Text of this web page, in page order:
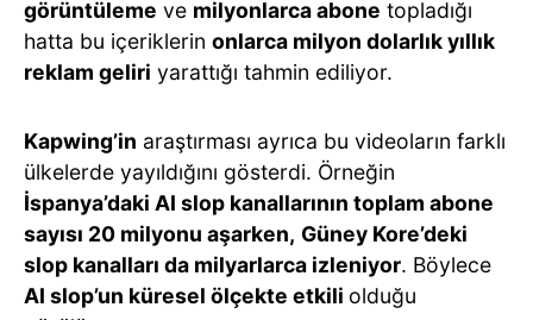
görüntüleme ve milyonlarca abone topladığı
hatta bu içeriklerin onlarca milyon dolarlık yıllık
reklam geliri yarattığı tahmin ediliyor.
Kapwing’in araştırması ayrıca bu videoların farklı
ülkelerde yayıldığını gösterdi. Örneğin
İspanya’daki AI slop kanallarının toplam abone
sayısı 20 milyonu aşarken, Güney Kore’deki
slop kanalları da milyarlarca izleniyor. Böylece
AI slop’un küresel ölçekte etkili olduğu